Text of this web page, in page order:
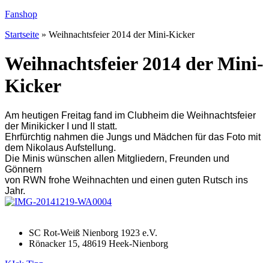
Fanshop
Startseite » Weihnachtsfeier 2014 der Mini-Kicker
Weihnachtsfeier 2014 der Mini-
Kicker
Am heutigen Freitag fand im Clubheim die Weihnachtsfeier
der Minikicker I und II statt.
Ehrfürchtig nahmen die Jungs und Mädchen für das Foto mit
dem Nikolaus Aufstellung.
Die Minis wünschen allen Mitgliedern, Freunden und
Gönnern
von RWN frohe Weihnachten und einen guten Rutsch ins
Jahr.
SC Rot-Weiß Nienborg 1923 e.V.
Rönacker 15, 48619 Heek-Nienborg